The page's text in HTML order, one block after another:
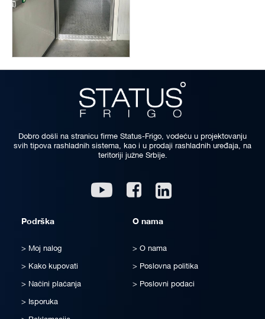
Dobro došli na stranicu firme Status-Frigo, vodeću u projektovanju
svih tipova rashladnih sistema, kao i u prodaji rashladnih uređaja, na
teritoriji južne Srbije.
Youtube Facebook
Podrška
Moj nalog
Kako kupovati
Načini plaćanja
Isporuka
O nama
O nama
Poslovna politika
Poslovni podaci